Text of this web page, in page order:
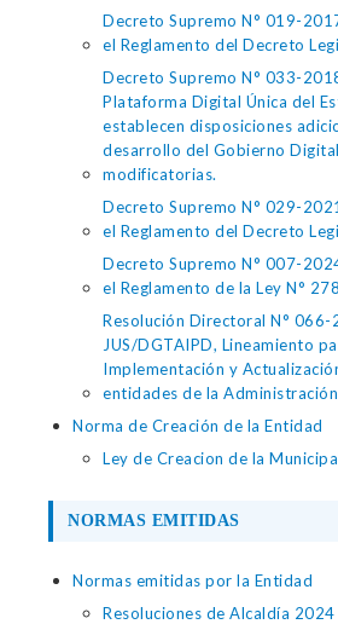
Decreto Supremo N° 019-
el Reglamento del Decreto
Decreto Supremo N° 033-
Plataforma Digital Única del
establecen disposiciones
desarrollo del Gobierno
modificatorias.
Decreto Supremo N° 029-
el Reglamento del Decreto
Decreto Supremo N° 007-
el Reglamento de la Ley N°
Resolución Directoral N° 066-
JUS/DGTAIPD, Lineamiento
Implementación y
entidades de la
Norma de Creación de la Entidad
Ley de Creacion de la
NORMAS EMITIDAS
Normas emitidas por la Entidad
Resoluciones de Alcaldía 2024